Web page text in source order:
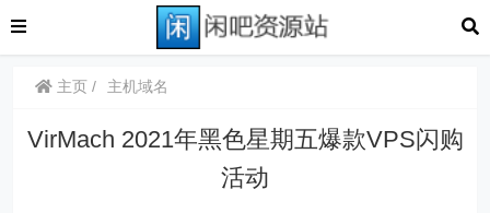
主页 主机域名
VirMach 2021年黑色星期五爆款VPS闪购
活动